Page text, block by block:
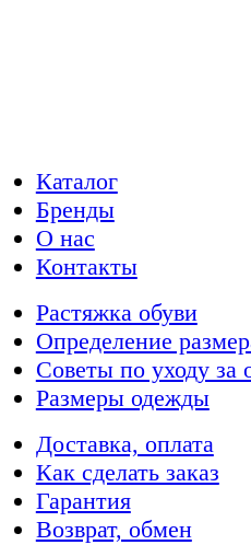
Каталог
Бренды
О нас
Контакты
Растяжка обуви
Определение
Советы по уходу за
Размеры одежды
Доставка, оплата
Как сделать заказ
Гарантия
Возврат, обмен